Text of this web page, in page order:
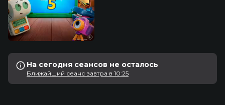
На сегодня сеансов не осталось
Ближайший сеанс завтра в 10:25